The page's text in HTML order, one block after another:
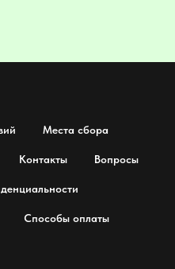
Места сбора
Контакты Вопросы
Способы оплаты